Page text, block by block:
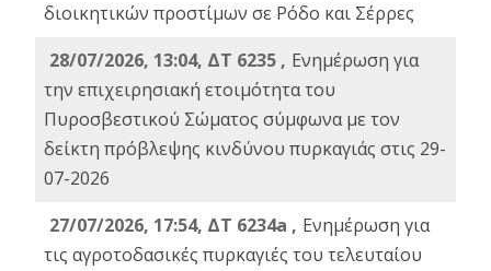
διοικητικών προστίμων σε Ρόδο και Σέρρες
28/07/2026, 13:04, ΔΤ 6235 , Ενημέρωση για
την επιχειρησιακή ετοιμότητα του
Πυροσβεστικού Σώματος σύμφωνα με τον
δείκτη πρόβλεψης κινδύνου πυρκαγιάς στις 29-
07-2026
27/07/2026, 17:54, ΔΤ 6234a , Ενημέρωση για
τις αγροτοδασικές πυρκαγιές του τελευταίου